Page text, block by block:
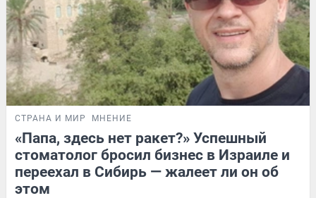
СТРАНА И МИР МНЕНИЕ
«Папа, здесь нет ракет?» Успешный
стоматолог бросил бизнес в Израиле и
переехал в Сибирь — жалеет ли он об
этом